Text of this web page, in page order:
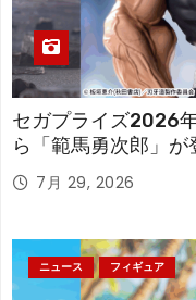
セガプライズ2026
ら「範馬勇次郎」が
7月 29, 2026
ニュース フィギュア